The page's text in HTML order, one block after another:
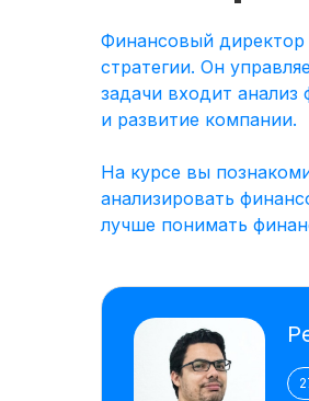
Финансовый
стратегии. Он
задачи входит
и развитие компании.
На курсе вы
анализировать
лучше понимать